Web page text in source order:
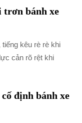
trơn bánh xe
kêu rè rè khi
cản rõ rệt khi
định bánh xe